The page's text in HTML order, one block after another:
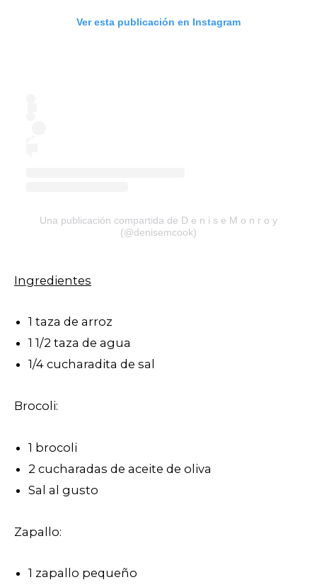
Ver esta publicación en Instagram
Una publicación compartida de D e n i s e M o n r o y
(@denisemcook)
Ingredientes
1 taza de arroz
1 1/2 taza de agua
1/4 cucharadita de sal
Brocoli:
1 brocoli
2 cucharadas de aceite de oliva
Sal al gusto
Zapallo:
1 zapallo pequeño